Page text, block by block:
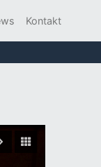
Kontakt